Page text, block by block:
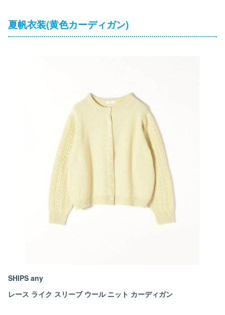
夏帆衣装(黄色カーディガン)
SHIPS any
レース ライク スリーブ ウール ニット カーディガン